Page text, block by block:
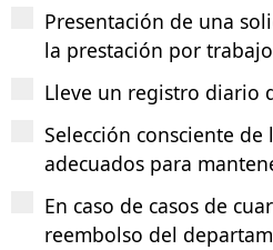
Presentación de una
la prestación por
Lleve un registro diario
Selección consciente de
adecuados para
En caso de casos de
reembolso del